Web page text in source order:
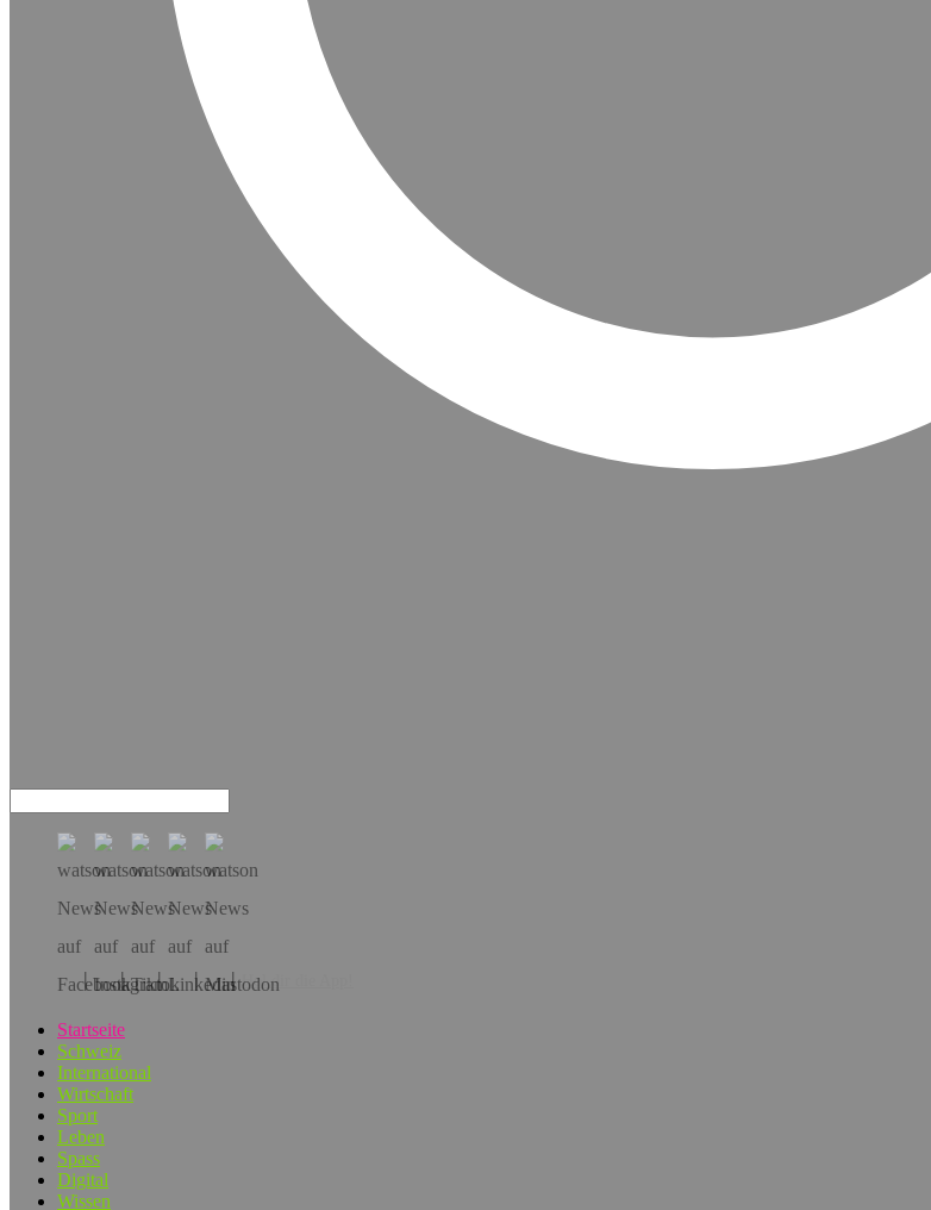
Hol dir die App!
Startseite
Schweiz
International
Wirtschaft
Sport
Leben
Spass
Digital
Wissen